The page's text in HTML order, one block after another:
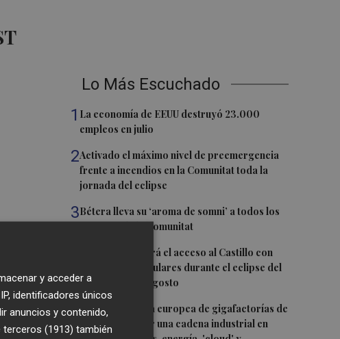
Lo Más Escuchado
1 La economía de EEUU destruyó 23.000
empleos en julio
2Activado el máximo nivel de preemergencia
frente a incendios en la Comunitat toda la
jornada del eclipse
3Bétera lleva su ‘aroma de somni’ a todos los
rincones de la Comunitat
Xàtiva restringirá el acceso al Castillo con
vehículos particulares durante el eclipse del
próximo 12 de agosto
5La convocatoria europea de gigafactorías de
IA puede activar una cadena industrial en
y acceder a
identificadores únicos
anuncios y contenido,
terceros (1913) también